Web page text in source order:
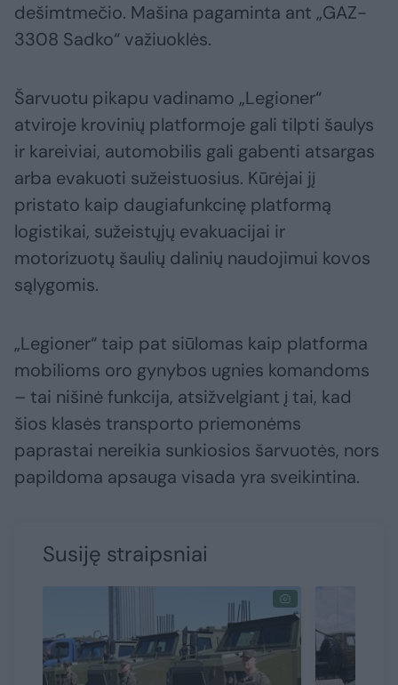
dešimtmečio. Mašina pagaminta ant „GAZ-
3308 Sadko“ važiuoklės.
Šarvuotu pikapu vadinamo „Legioner“
atviroje krovinių platformoje gali tilpti šaulys
ir kareiviai, automobilis gali gabenti atsargas
arba evakuoti sužeistuosius. Kūrėjai jį
pristato kaip daugiafunkcinę platformą
logistikai, sužeistųjų evakuacijai ir
motorizuotų šaulių dalinių naudojimui kovos
sąlygomis.
„Legioner“ taip pat siūlomas kaip platforma
mobilioms oro gynybos ugnies komandoms
– tai nišinė funkcija, atsižvelgiant į tai, kad
šios klasės transporto priemonėms
paprastai nereikia sunkiosios šarvuotės, nors
papildoma apsauga visada yra sveikintina.
Susiję straipsniai